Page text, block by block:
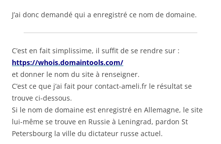
J’ai donc demandé qui a enregistré ce nom de domaine.
C’est en fait simplissime, il suffit de se rendre sur :
https://whois.domaintools.com/
et donner le nom du site à renseigner.
C’est ce que j’ai fait pour contact-ameli.fr le résultat se
trouve ci-dessous.
Si le nom de domaine est enregistré en Allemagne, le site
lui-même se trouve en Russie à Leningrad, pardon St
Petersbourg la ville du dictateur russe actuel.